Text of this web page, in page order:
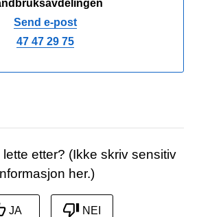
Send e-post
47 47 29 75
etter? (Ikke skriv sensitiv
her.)
JA NEI